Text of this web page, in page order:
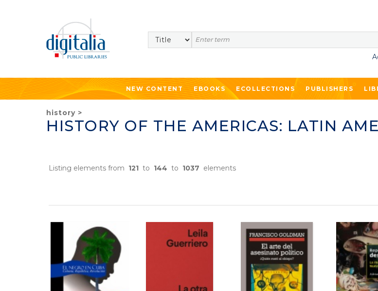
Search
NEW CONTENT EBOOKS ECOLLECTIONS PUBLISHERS
history >
HISTORY OF THE AMERICAS: LATIN
Listing elements from 121 to 144 to 1037 elements